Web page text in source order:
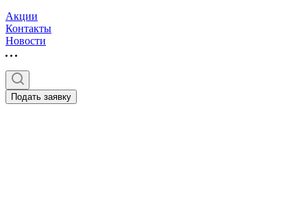
Акции
Контакты
Новости
Подать заявку